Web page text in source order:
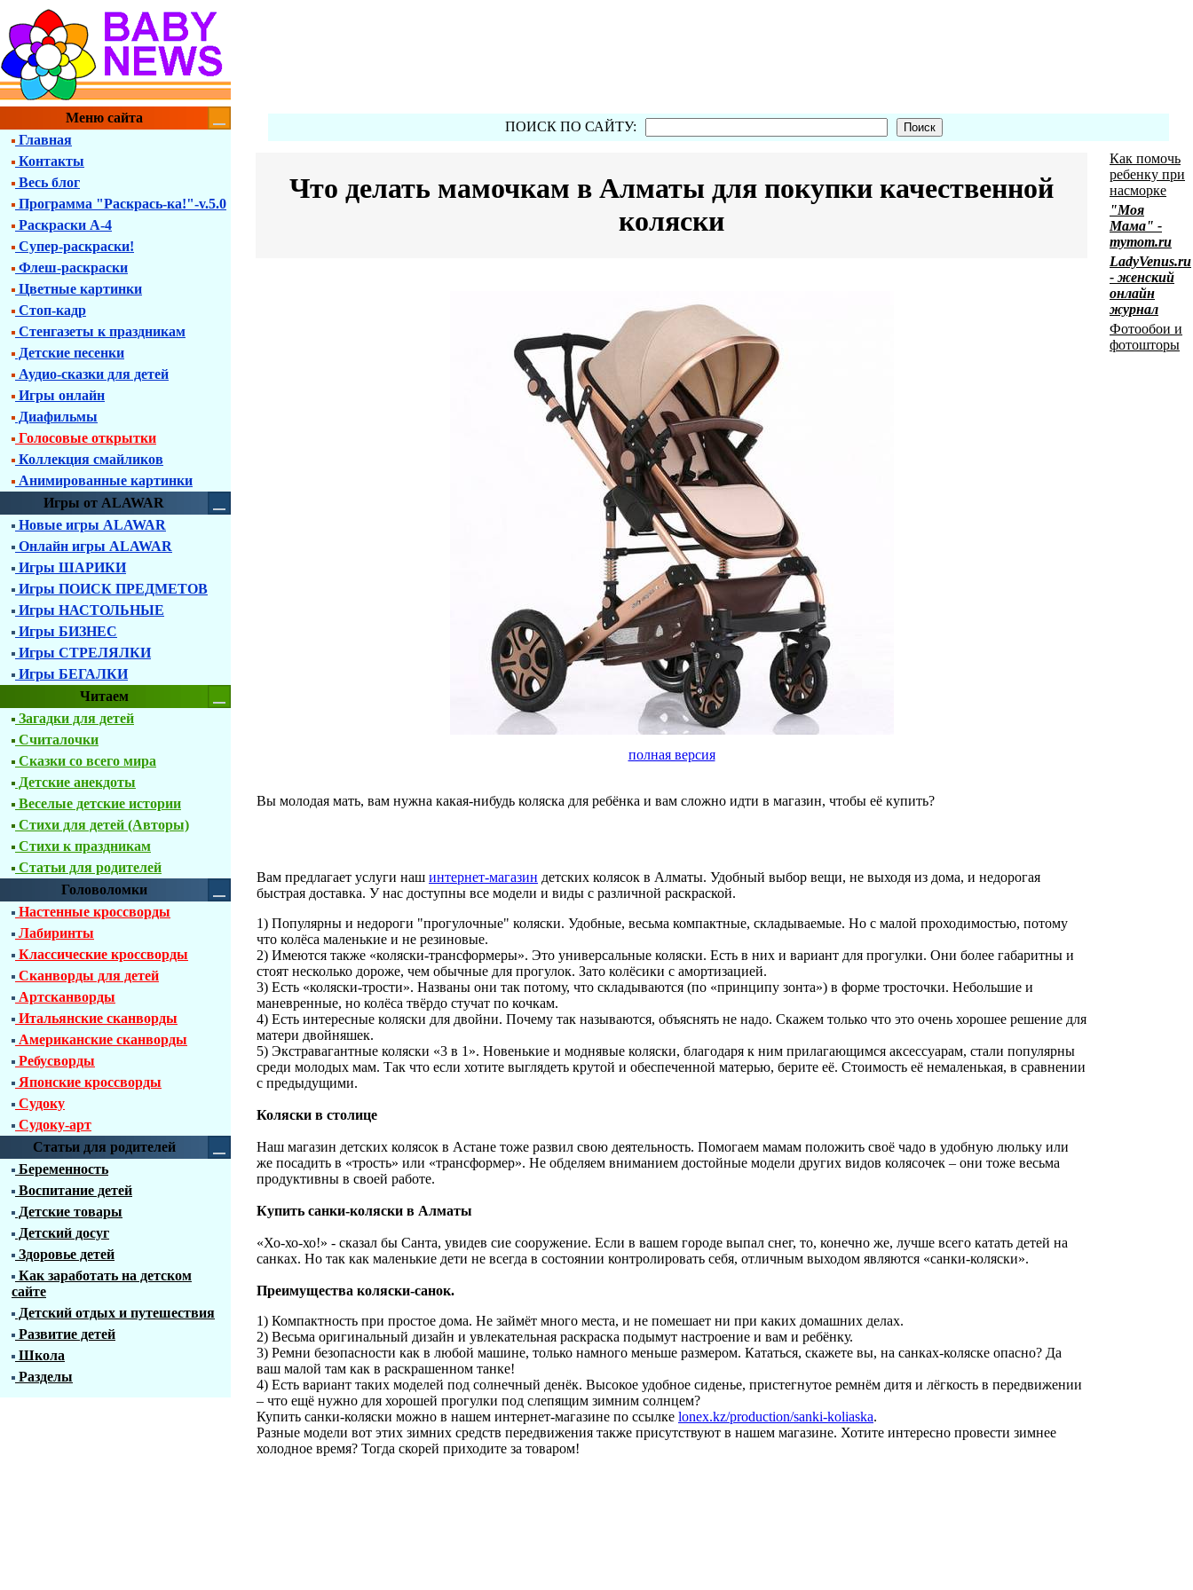
Меню сайта
Главная
Контакты
Весь блог
Программа "Раскрась-ка!"-v.5.0
Раскраски А-4
Супер-раскраски!
Флеш-раскраски
Цветные картинки
Стоп-кадр
Стенгазеты к праздникам
Детские песенки
Аудио-сказки для детей
Игры онлайн
Диафильмы
Голосовые открытки
Коллекция смайликов
Анимированные картинки
Игры от ALAWAR
Новые игры ALAWAR
Онлайн игры ALAWAR
Игры ШАРИКИ
Игры ПОИСК ПРЕДМЕТОВ
Игры НАСТОЛЬНЫЕ
Игры БИЗНЕС
Игры СТРЕЛЯЛКИ
Игры БЕГАЛКИ
Читаем
Загадки для детей
Считалочки
Сказки со всего мира
Детские анекдоты
Веселые детские истории
Стихи для детей (Авторы)
Стихи к праздникам
Статьи для родителей
Головоломки
Настенные кроссворды
Лабиринты
Классические кроссворды
Сканворды для детей
Артсканворды
Итальянские сканворды
Американские сканворды
Ребусворды
Японские кроссворды
Судоку
Судоку-арт
Статьи для родителей
Беременность
Воспитание детей
Детские товары
Детский досуг
Здоровье детей
Как заработать на детском
сайте
Детский отдых и путешествия
Развитие детей
Школа
Разделы
ПОИСК ПО САЙТУ:
Что делать мамочкам в Алматы для покупки качественной
коляски
полная версия
Вы молодая мать, вам нужна какая-нибудь коляска для ребёнка и вам сложно идти в магазин, чтобы её купить?
Вам предлагает услуги наш интернет-магазин детских колясок в Алматы. Удобный выбор вещи, не выходя из дома, и недорогая
быстрая доставка. У нас доступны все модели и виды с различной раскраской.
1) Популярны и недороги "прогулочные" коляски. Удобные, весьма компактные, складываемые. Но с малой проходимостью, потому
что колёса маленькие и не резиновые.
2) Имеются также «коляски-трансформеры». Это универсальные коляски. Есть в них и вариант для прогулки. Они более габаритны и
стоят несколько дороже, чем обычные для прогулок. Зато колёсики с амортизацией.
3) Есть «коляски-трости». Названы они так потому, что складываются (по «принципу зонта») в форме тросточки. Небольшие и
маневренные, но колёса твёрдо стучат по кочкам.
4) Есть интересные коляски для двойни. Почему так называются, объяснять не надо. Скажем только что это очень хорошее решение для
матери двойняшек.
5) Экстравагантные коляски «3 в 1». Новенькие и моднявые коляски, благодаря к ним прилагающимся аксессуарам, стали популярны
среди молодых мам. Так что если хотите выглядеть крутой и обеспеченной матерью, берите её. Стоимость её немаленькая, в сравнении
с предыдущими.
Коляски в столице
Наш магазин детских колясок в Астане тоже развил свою деятельность. Помогаем мамам положить своё чадо в удобную люльку или
же посадить в «трость» или «трансформер». Не обделяем вниманием достойные модели других видов колясочек – они тоже весьма
продуктивны в своей работе.
Купить санки-коляски в Алматы
«Хо-хо-хо!» - сказал бы Санта, увидев сие сооружение. Если в вашем городе выпал снег, то, конечно же, лучше всего катать детей на
санках. Но так как маленькие дети не всегда в состоянии контролировать себя, отличным выходом являются «санки-коляски».
Преимущества коляски-санок.
1) Компактность при простое дома. Не займёт много места, и не помешает ни при каких домашних делах.
2) Весьма оригинальный дизайн и увлекательная раскраска подымут настроение и вам и ребёнку.
3) Ремни безопасности как в любой машине, только намного меньше размером. Кататься, скажете вы, на санках-коляске опасно? Да
ваш малой там как в раскрашенном танке!
4) Есть вариант таких моделей под солнечный денёк. Высокое удобное сиденье, пристегнутое ремнём дитя и лёгкость в передвижении
– что ещё нужно для хорошей прогулки под слепящим зимним солнцем?
Купить санки-коляски можно в нашем интернет-магазине по ссылке lonex.kz/production/sanki-koliaska.
Разные модели вот этих зимних средств передвижения также присутствуют в нашем магазине. Хотите интересно провести зимнее
холодное время? Тогда скорей приходите за товаром!
Как помочь
ребенку при
насморке
"Моя
Мама" -
mymom.ru
LadyVenus.ru
- женский
онлайн
журнал
Фотообои и
фотошторы